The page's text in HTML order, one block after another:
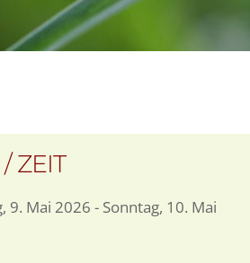
ZEIT
9. Mai 2026 - Sonntag, 10. Mai